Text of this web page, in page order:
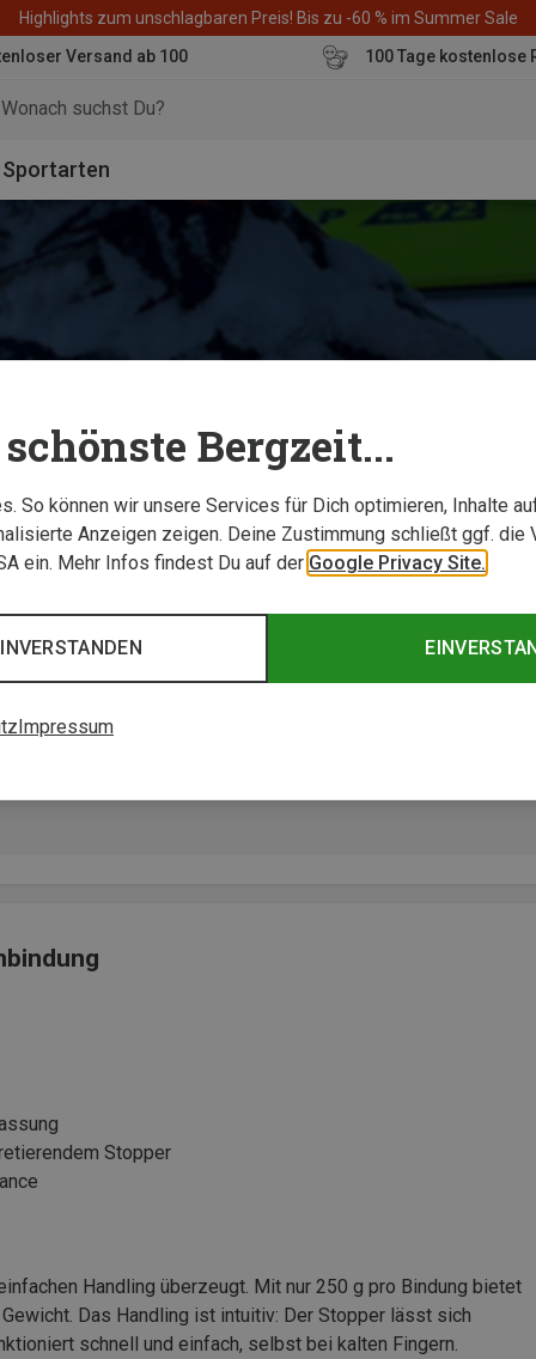
Highlights zum unschlagbaren Preis! Bis zu -60 % im Summer Sale
Versand ab 100
100 Tage kostenlose
Sportarten
Gewicht einer Rennbindung mit dem Komfort einer
Stopper
Handling überzeugt. Mit nur 250 g pro Bindung bietet
Das Handling ist intuitiv: Der Stopper lässt sich
schnell und einfach, selbst bei kalten Fingern.
Bergzeit...
So können wir unsere Services für Dich optimieren, Inhalte
Anzeigen zeigen. Deine Zustimmung schließt ggf. die
ein. Mehr Infos findest Du auf der Google Privacy Site.
Impressum